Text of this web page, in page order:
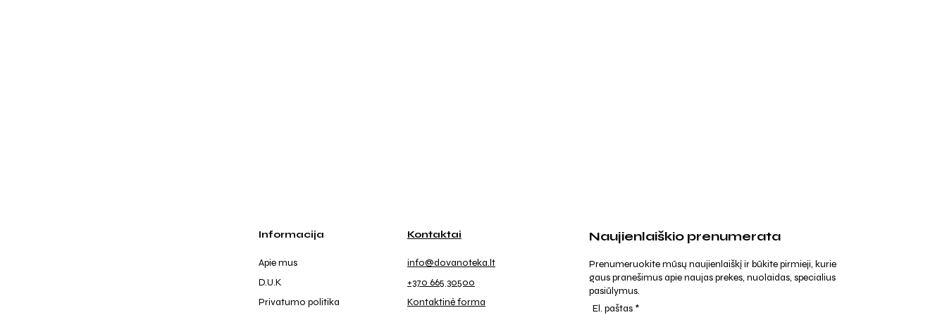
Informacija
Apie mus
D.U.K
Privatumo politika
Kontaktai
info@dovanoteka.lt
+370 665 30500
Kontaktinė forma
Naujienlaiškio prenumerata
Prenumeruokite mūsų naujienlaiškį ir būkite pirmieji, kurie
gaus pranešimus apie naujas prekes, nuolaidas, specialius
pasiūlymus.
El. paštas